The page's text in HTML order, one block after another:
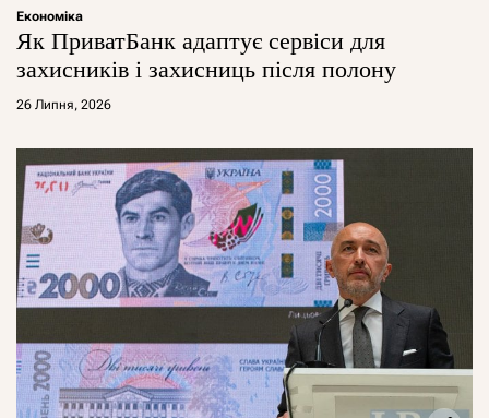
Економіка
Як ПриватБанк адаптує сервіси для
захисників і захисниць після полону
26 Липня, 2026